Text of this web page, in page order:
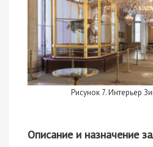
Рисунок 7. Интерьер
Описание и назначение